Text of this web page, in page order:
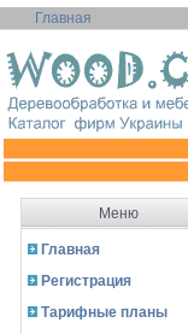
Главная
Меню
Главная
Регистрация
Тарифные планы